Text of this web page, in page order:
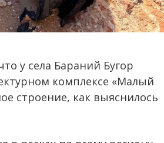
у села Бараний Бугор
комплексе «Малый
строение, как выяснилось